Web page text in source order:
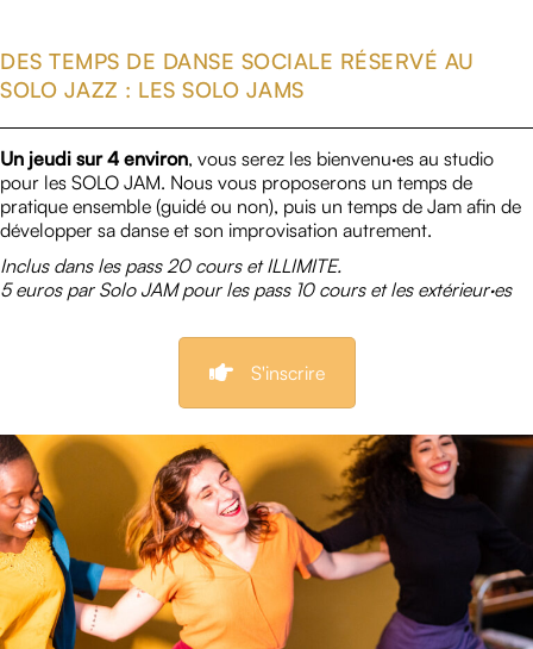
DES TEMPS DE DANSE SOCIALE RÉSERVÉ AU
SOLO JAZZ : LES SOLO JAMS
Un jeudi sur 4 environ, vous serez les bienvenu·es au studio
pour les SOLO JAM. Nous vous proposerons un temps de
pratique ensemble (guidé ou non), puis un temps de Jam afin de
développer sa danse et son improvisation autrement.
Inclus dans les pass 20 cours et ILLIMITE.
5 euros par Solo JAM pour les pass 10 cours et les extérieur·es
S'inscrire